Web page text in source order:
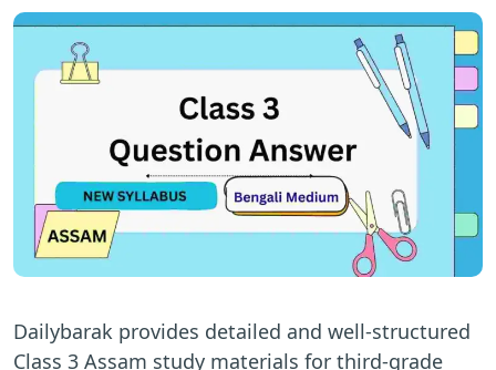
Dailybarak provides detailed and well-structured
Class 3 Assam study materials for third-grade